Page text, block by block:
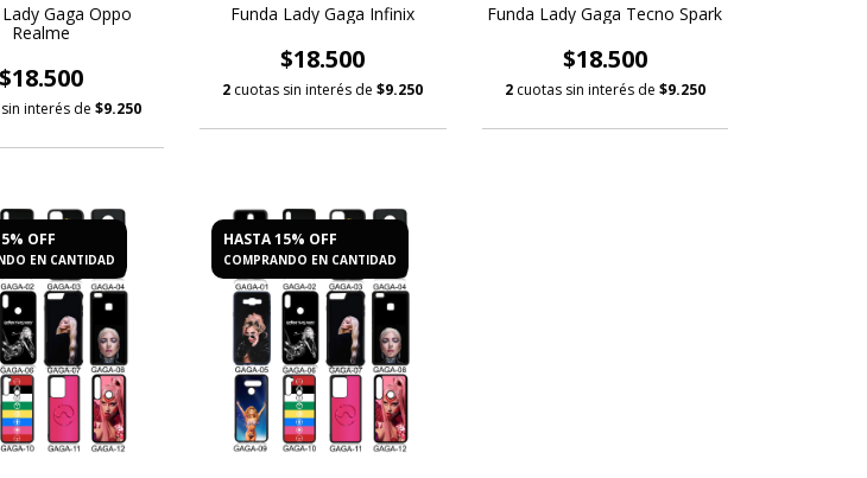
Gaga Oppo
Realme
$18.500
interés de $9.250
Funda Lady Gaga Infinix
$18.500
2 cuotas sin interés de$9.250
Funda Lady Gaga Tecno Spark
$18.500
2 cuotas sin interés de $9.250
OFF
EN CANTIDAD
HASTA 15% OFF
COMPRANDO EN CANTIDAD